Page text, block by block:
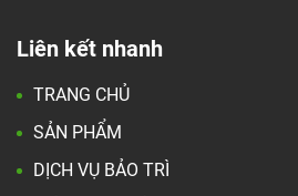
Liên kết nhanh
TRANG CHỦ
SẢN PHẨM
DỊCH VỤ BẢO TRÌ